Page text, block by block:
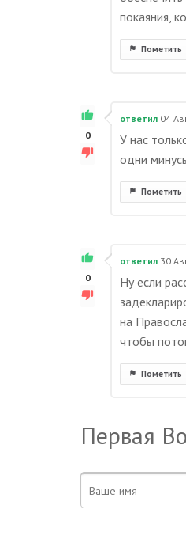
покаяния,
Пометить
0
ответил 04
У нас
одни
Пометить
0
ответил 30
Ну если
на
чтобы
Пометить
Первая